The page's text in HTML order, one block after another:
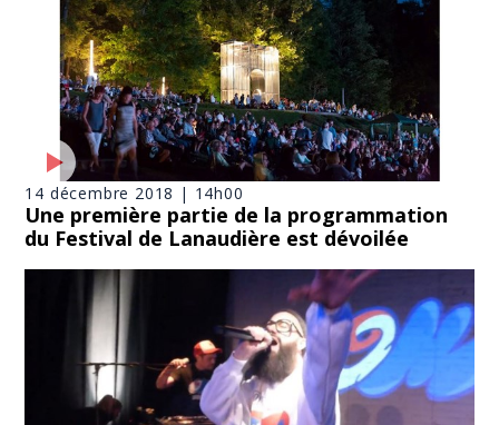
14 décembre 2018 | 14h00
Une première partie de la programmation
du Festival de Lanaudière est dévoilée